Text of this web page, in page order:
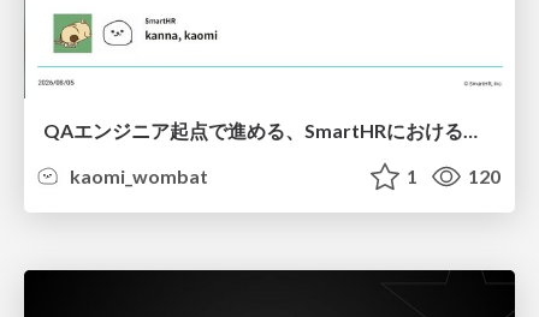
QAエンジニア起点で進める、SmartHRにおける信頼性向上について
kaomi_wombat
1 120